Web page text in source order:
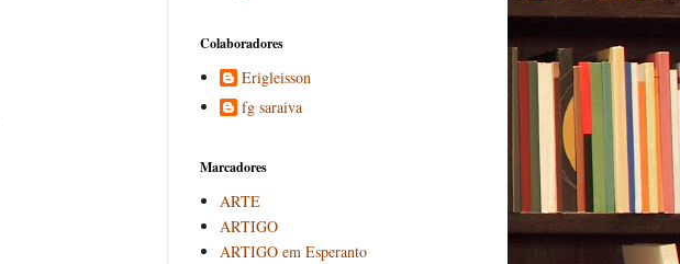
Colaboradores
Erigleisson
fg saraiva
Marcadores
ARTE
ARTIGO
ARTIGO em Esperanto